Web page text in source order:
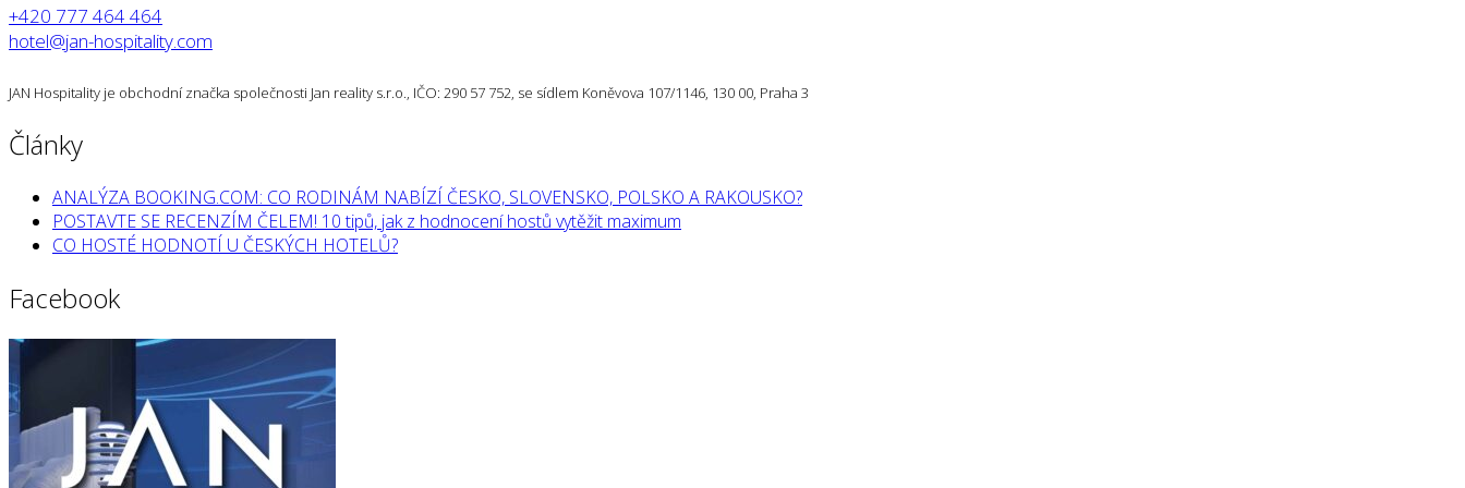
+420 777 464 464
hotel@jan-hospitality.com
JAN Hospitality je obchodní značka společnosti Jan reality s.r.o., IČO: 290 57 752, se sídlem Koněvova 107/1146, 130 00, Praha 3
Články
ANALÝZA BOOKING.COM: CO RODINÁM NABÍZÍ ČESKO, SLOVENSKO, POLSKO A RAKOUSKO?
POSTAVTE SE RECENZÍM ČELEM! 10 tipů, jak z hodnocení hostů vytěžit maximum
CO HOSTÉ HODNOTÍ U ČESKÝCH HOTELŮ?
Facebook